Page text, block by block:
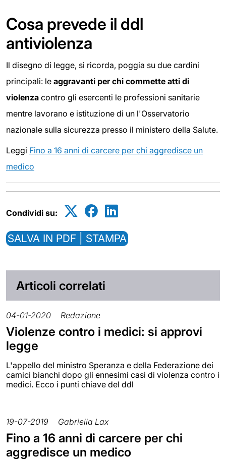
Cosa prevede il ddl
antiviolenza
Il disegno di legge, si ricorda, poggia su due cardini
principali: le aggravanti per chi commette atti di
violenza contro gli esercenti le professioni sanitarie
mentre lavorano e istituzione di un l'Osservatorio
nazionale sulla sicurezza presso il ministero della Salute.
Leggi Fino a 16 anni di carcere per chi aggredisce un
medico
Condividi su:
SALVA IN PDF | STAMPA
Articoli correlati
04-01-2020 Redazione
Violenze contro i medici: si approvi
legge
L'appello del ministro Speranza e della Federazione dei
camici bianchi dopo gli ennesimi casi di violenza contro i
medici. Ecco i punti chiave del ddl
19-07-2019 Gabriella Lax
Fino a 16 anni di carcere per chi
aggredisce un medico